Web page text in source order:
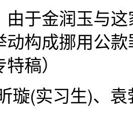
由于金润玉与
动构成挪用公
稿）
璇(实习生)、袁